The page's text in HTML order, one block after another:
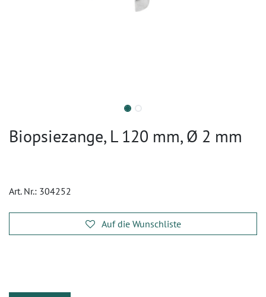
Biopsiezange, L 120 mm, Ø 2 mm
Art. Nr.: 304252
Auf die Wunschliste